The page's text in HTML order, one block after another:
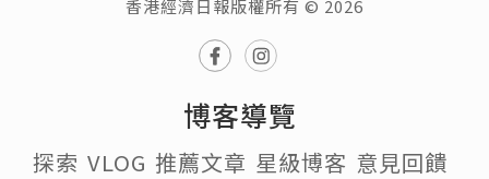
香港經濟日報版權所有 © 2026
博客導覽
探索 VLOG 推薦文章 星級博客 意見回饋